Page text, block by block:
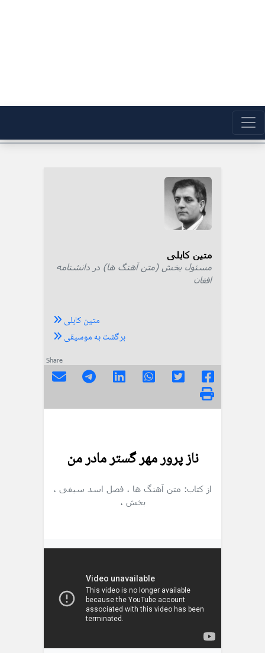
متین کابلی
مسئول بخش (متن آهنگ ها) در دانشنامه
افغان
متین کابلی
برگشت به موسیقی
Share
ناز پرور مهر گستر مادر من
از کتاب: متن آهنگ ها ، فصل اسد سیفی ،
بخش ،